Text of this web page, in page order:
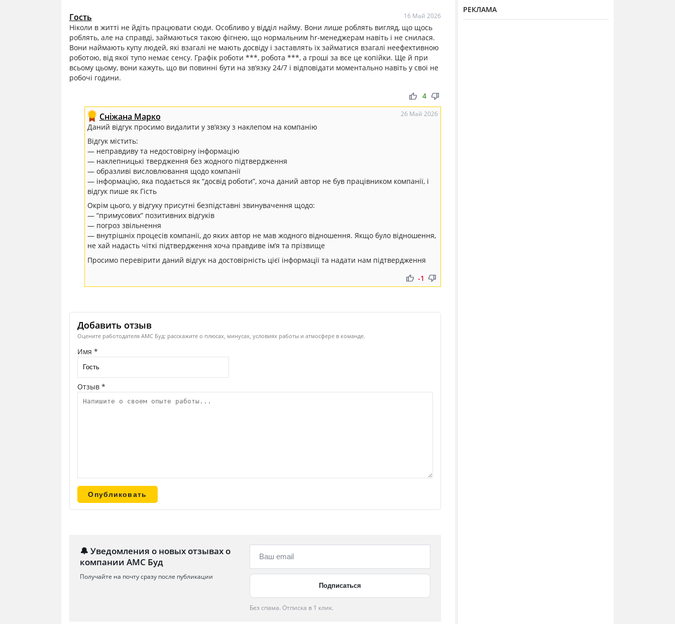
Гость 16 Май 2026
Ніколи в житті не йдіть працювати сюди. Особливо у відділ найму. Вони лише роблять вигляд, що щось
роблять, але на справді, займаються такою фігнею, що нормальним hr-менеджерам навіть і не снилася.
Вони наймають купу людей, які взагалі не мають досвіду і заставлять їх займатися взагалі неефективною
роботою, від якої тупо немає сенсу. Графік роботи ***, робота ***, а гроші за все це копійки. Ще й при
всьому цьому, вони кажуть, що ви повинні бути на звʼязку 24/7 і відповідати моментально навіть у свої не
робочі години.
thumb_up thumb_down
4
Сніжана Марко 26 Май 2026
Даний відгук просимо видалити у зв’язку з наклепом на компанію
Відгук містить:
— неправдиву та недостовірну інформацію
— наклепницькі твердження без жодного підтвердження
— образливі висловлювання щодо компанії
— інформацію, яка подається як “досвід роботи”, хоча даний автор не був працівником компанії, і
відгук пише як Гість
Окрім цього, у відгуку присутні безпідставні звинувачення щодо:
— “примусових” позитивних відгуків
— погроз звільнення
— внутрішніх процесів компанії, до яких автор не мав жодного відношення. Якщо було відношення,
не хай надасть чіткі підтвердження хоча правдиве ім’я та прізвище
Просимо перевірити даний відгук на достовірність цієї інформації та надати нам підтвердження
thumb_up thumb_down
-1
Добавить отзыв
Оцените работодателя АМС Буд: расскажите о плюсах, минусах, условиях работы и атмосфере в команде.
Имя *
Отзыв *
🔔 Уведомления о новых отзывах о
компании АМС Буд
Получайте на почту сразу после публикации
Без спама. Отписка в 1 клик.
РЕКЛАМА